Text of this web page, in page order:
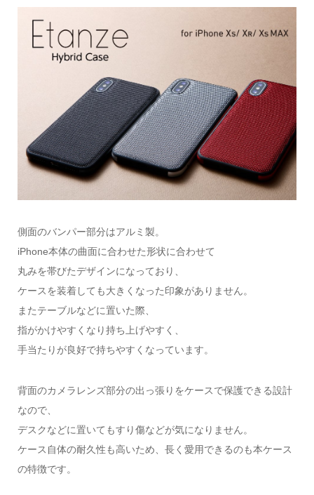
側面のバンパー部分はアルミ製。
iPhone本体の曲面に合わせた形状に合わせて
丸みを帯びたデザインになっており、
ケースを装着しても大きくなった印象がありません。
またテーブルなどに置いた際、
指がかけやすくなり持ち上げやすく、
手当たりが良好で持ちやすくなっています。
背面のカメラレンズ部分の出っ張りをケースで保護できる設計
なので、
デスクなどに置いてもすり傷などが気になりません。
ケース自体の耐久性も高いため、長く愛用できるのも本ケース
の特徴です。